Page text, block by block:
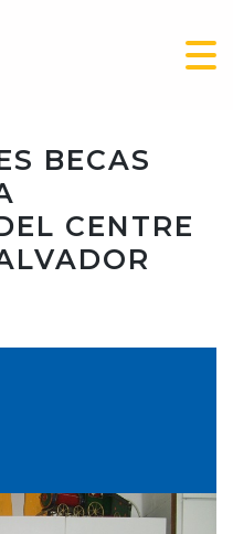
BECAS
CENTRE